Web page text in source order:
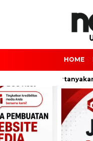
HOME
Pertanyakan 158